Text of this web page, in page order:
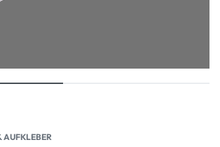
AUFKLEBER